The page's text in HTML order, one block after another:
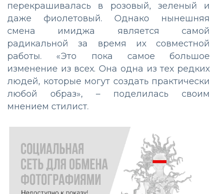
перекрашивалась в розовый, зеленый и
даже фиолетовый. Однако нынешняя
смена имиджа является самой
радикальной за время их совместной
работы. «Это пока самое большое
изменение из всех. Она одна из тех редких
людей, которые могут создать практически
любой образ», – поделилась своим
мнением стилист.